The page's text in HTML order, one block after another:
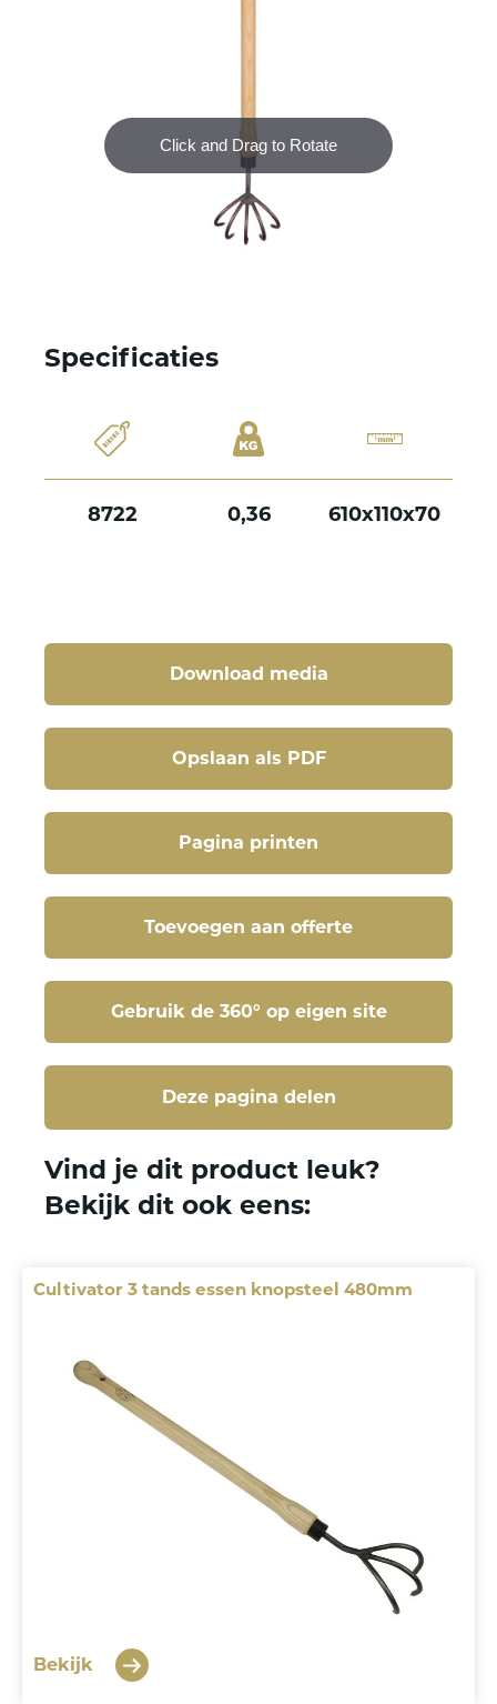
Download media
Opslaan als PDF
Pagina printen
Toevoegen aan offerte
Gebruik de 360° op eigen site
Deze pagina delen
Deze pagina delen
Specificaties
8722 0,36 610x110x70
Vind je dit product leuk?
Bekijk dit ook eens:
Cultivator 3 tands essen knopsteel 480mm
Bekijk